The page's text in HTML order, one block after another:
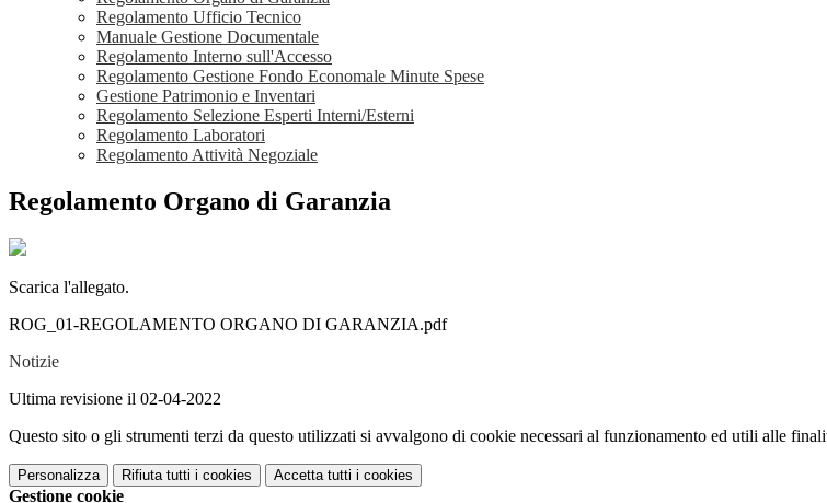
Regolamento Ufficio Tecnico
Manuale Gestione Documentale
Regolamento Interno sull'Accesso
Regolamento Gestione Fondo Economale Minute Spese
Gestione Patrimonio e Inventari
Regolamento Selezione Esperti Interni/Esterni
Regolamento Laboratori
Regolamento Attività Negoziale
Regolamento Organo di Garanzia
Scarica l'allegato.
ROG_01-REGOLAMENTO ORGANO DI GARANZIA.pdf
Notizie
Ultima revisione il 02-04-2022
Questo sito o gli strumenti terzi da questo utilizzati si avvalgono di cookie necessari al funzionamento ed utili alle
Personalizza Rifiuta tutti i cookies Accetta tutti i cookies
Gestione cookie